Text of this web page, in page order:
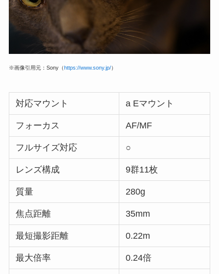
※画像引用元：Sony（https://www.sony.jp/）
対応マウント a Eマウント
フォーカス AF/MF
フルサイズ対応 ○
レンズ構成 9群11枚
質量 280g
焦点距離 35mm
最短撮影距離 0.22m
最大倍率 0.24倍